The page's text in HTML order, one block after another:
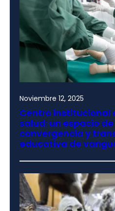
Noviembre 12, 2025
Centro institucional
salud: un espacio
convergencia y
educativa de